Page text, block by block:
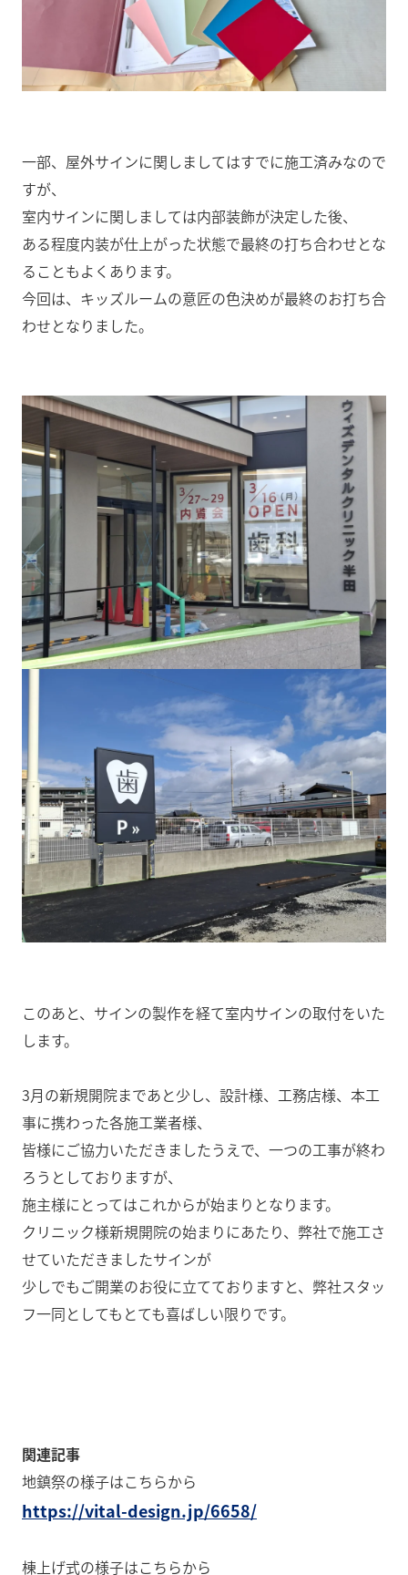
一部、屋外サインに関しましてはすでに施工済みなので
すが、
室内サインに関しましては内部装飾が決定した後、
ある程度内装が仕上がった状態で最終の打ち合わせとな
ることもよくあります。
今回は、キッズルームの意匠の色決めが最終のお打ち合
わせとなりました。
このあと、サインの製作を経て室内サインの取付をいた
します。
3月の新規開院まであと少し、設計様、工務店様、本工
事に携わった各施工業者様、
皆様にご協力いただきましたうえで、一つの工事が終わ
ろうとしておりますが、
施主様にとってはこれからが始まりとなります。
クリニック様新規開院の始まりにあたり、弊社で施工さ
せていただきましたサインが
少しでもご開業のお役に立てておりますと、弊社スタッ
フ一同としてもとても喜ばしい限りです。
関連記事
地鎮祭の様子はこちらから
https://vital-design.jp/6658/
棟上げ式の様子はこちらから